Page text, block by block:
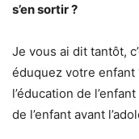
s’en sortir ?
Je vous ai dit tantôt,
éduquez votre enfant
l’éducation de
de l’enfant avant